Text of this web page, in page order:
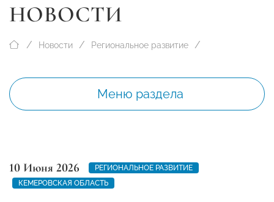
НОВОСТИ
Новости Региональное развитие
Меню раздела
10 Июня 2026
РЕГИОНАЛЬНОЕ РАЗВИТИЕ
КЕМЕРОВСКАЯ ОБЛАСТЬ